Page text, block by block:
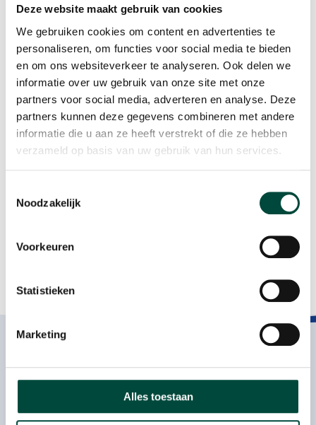
Deze website maakt gebruik van cookies
We gebruiken cookies om content en advertenties te
personaliseren, om functies voor social media te bieden
en om ons websiteverkeer te analyseren. Ook delen we
informatie over uw gebruik van onze site met onze
partners voor social media, adverteren en analyse. Deze
partners kunnen deze gegevens combineren met andere
informatie die u aan ze heeft verstrekt of die ze hebben
verzameld op basis van uw gebruik van hun services.
Noodzakelijk
Voorkeuren
Statistieken
Marketing
Alles toestaan
Yoeri van den Berg
begeleider Dragana Lazarevic elkaar hielpen en
aanmoedigden en nu als groep doorgaat met sporten
(met Zoetermeerpas) en proberen hun nieuwe, gezonde
leefstijl vol te houden!
Een enorm mooi resultaat!
bron: Intranet gemeente Zoetermeer
Plesmanweg 9c